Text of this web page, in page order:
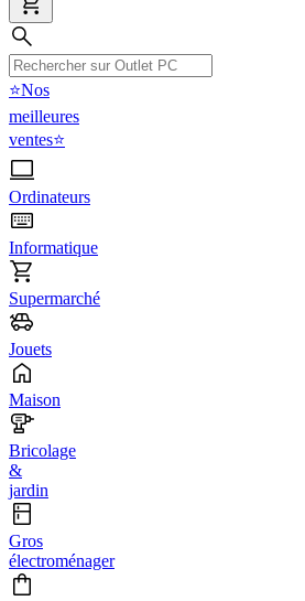
⭐Nos
meilleures
ventes⭐
Ordinateurs
Informatique
Supermarché
Jouets
Maison
Bricolage
&
jardin
Gros
électroménager